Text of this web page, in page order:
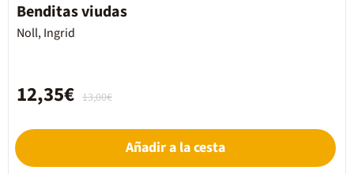
Benditas viudas
Noll, Ingrid
13,00€
12,35€
Añadir a la cesta